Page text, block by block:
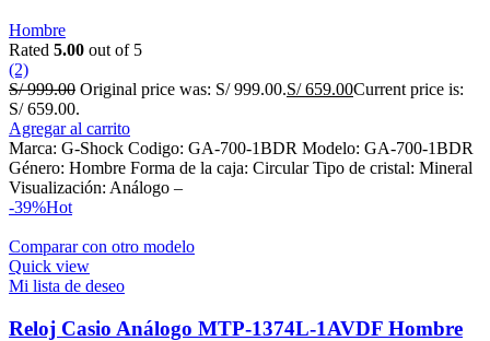
Hombre
Rated 5.00 out of 5
(2)
S/999.00 Original price was: S/ 999.00.S/659.00Current price is:
S/ 659.00.
Agregar al carrito
Marca: G-Shock Codigo: GA-700-1BDR Modelo: GA-700-1BDR
Género: Hombre Forma de la caja: Circular Tipo de cristal: Mineral
Visualización: Análogo –
-39%Hot
Comparar con otro modelo
Quick view
Mi lista de deseo
Reloj Casio Análogo MTP-1374L-1AVDF Hombre